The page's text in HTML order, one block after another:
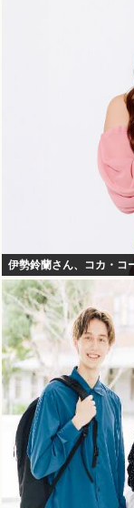
伊勢鈴蘭さん、コカ・コ